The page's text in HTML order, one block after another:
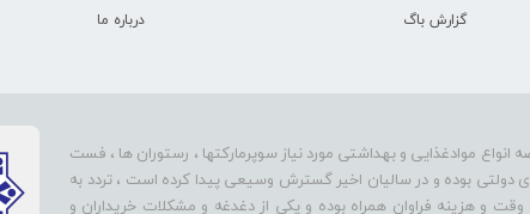
انواع موادغذایی و بهداشتی مورد نیاز سوپرمارکتها ، رستوران ها ، فست
دولتی بوده و در سالیان اخیر گسترش وسیعی پیدا کرده است ، تردد به
وقت و هزینه فراوان همراه بوده و یکی از دغدغه و مشکلات خریداران و
گزارش باگ درباره ما